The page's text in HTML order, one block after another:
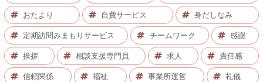
おたより 自費サービス 身だしなみ
定期訪問みまもりサービス チームワーク 感謝
挨拶 相談支援専門員 求人 責任感
信頼関係 福祉 事業所運営 礼儀